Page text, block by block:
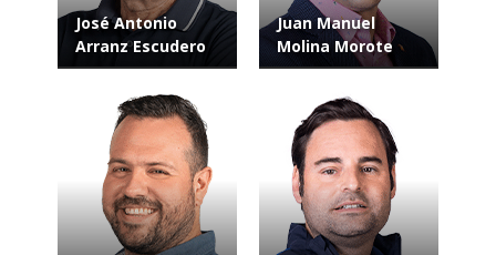
José Antonio
Arranz Escudero
Juan Manuel
Molina Morote